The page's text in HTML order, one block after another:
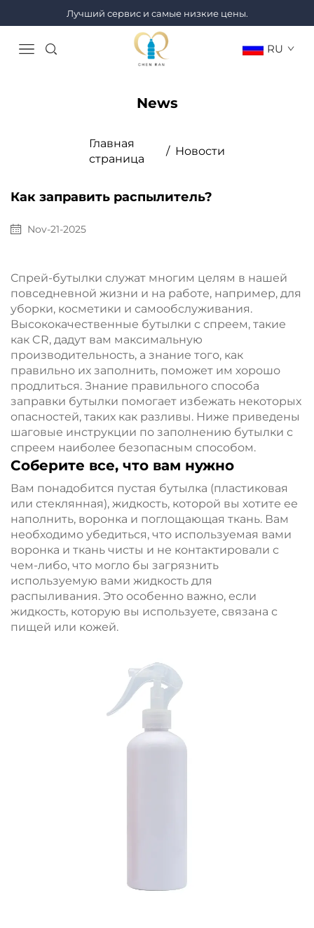
Лучший сервис и самые низкие цены.
RU
Главная
страница
/ Новости
News
Как заправить распылитель?
Nov-21-2025
Спрей-бутылки служат многим целям в нашей
повседневной жизни и на работе, например, для
уборки, косметики и самообслуживания.
Высококачественные бутылки с спреем, такие
как CR, дадут вам максимальную
производительность, а знание того, как
правильно их заполнить, поможет им хорошо
продлиться. Знание правильного способа
заправки бутылки помогает избежать некоторых
опасностей, таких как разливы. Ниже приведены
шаговые инструкции по заполнению бутылки с
спреем наиболее безопасным способом.
Соберите все, что вам нужно
Вам понадобится пустая бутылка (пластиковая
или стеклянная), жидкость, которой вы хотите ее
наполнить, воронка и поглощающая ткань. Вам
необходимо убедиться, что используемая вами
воронка и ткань чисты и не контактировали с
чем-либо, что могло бы загрязнить
используемую вами жидкость для
распыливания. Это особенно важно, если
жидкость, которую вы используете, связана с
пищей или кожей.